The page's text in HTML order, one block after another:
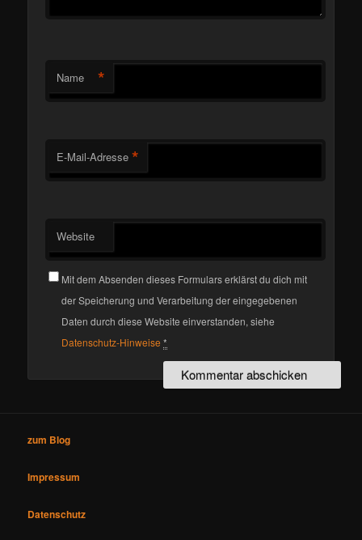
Name *
E-Mail-Adresse *
Website
Mit dem Absenden dieses Formulars erklärst du dich mit
der Speicherung und Verarbeitung der eingegebenen
Daten durch diese Website einverstanden, siehe
Datenschutz-Hinweise *
zum Blog
Impressum
Datenschutz